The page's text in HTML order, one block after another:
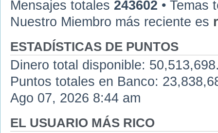
Mensajes totales 243602 • Temas
Nuestro Miembro más reciente es
ESTADÍSTICAS DE PUNTOS
Dinero total disponible:
Puntos totales en Banco:
Ago 07, 2026 8:44 am
EL USUARIO MÁS RICO